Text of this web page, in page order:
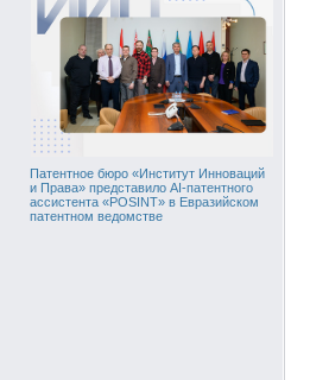
Патентное бюро «Институт Инноваций
и Права» представило AI-патентного
ассистента «POSINT» в Евразийском
патентном ведомстве